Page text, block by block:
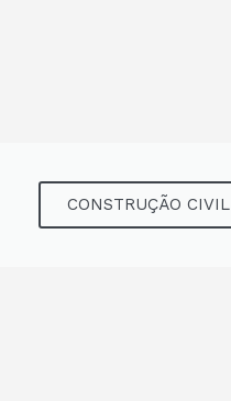
CONSTRUÇÃO CIVIL